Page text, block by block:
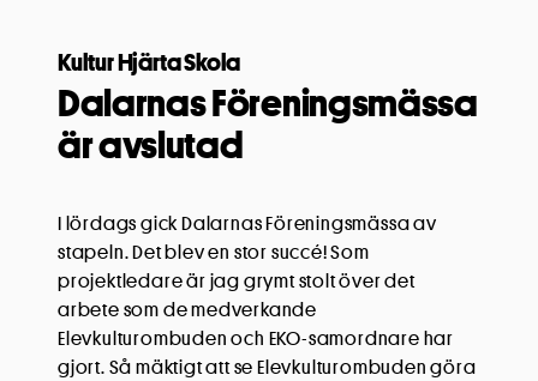
Kultur Hjärta Skola
Dalarnas Föreningsmässa
är avslutad
I lördags gick Dalarnas Föreningsmässa av
stapeln. Det blev en stor succé! Som
projektledare är jag grymt stolt över det
arbete som de medverkande
Elevkulturombuden och EKO-samordnare har
gjort. Så mäktigt att se Elevkulturombuden göra